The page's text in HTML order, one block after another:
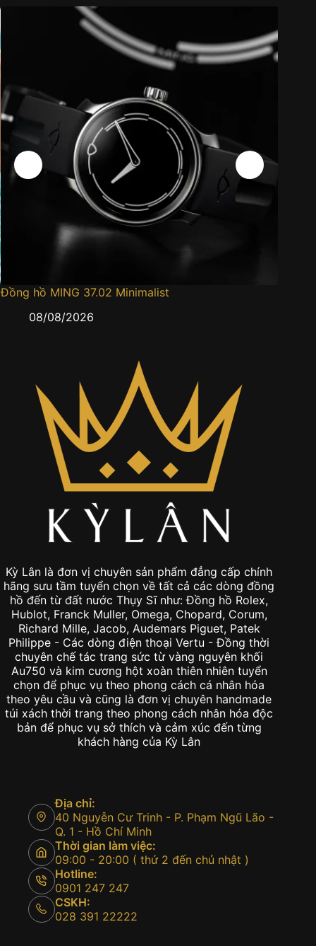
Đồng hồ MING 37.02 Minimalist
08/08/2026
Kỳ Lân là đơn vị chuyên sản phẩm đẳng cấp chính
hãng sưu tầm tuyển chọn về tất cả các dòng đồng
hồ đến từ đất nước Thụy Sĩ như: Đồng hồ Rolex,
Hublot, Franck Muller, Omega, Chopard, Corum,
Richard Mille, Jacob, Audemars Piguet, Patek
Philippe - Các dòng điện thoại Vertu - Đồng thời
chuyên chế tác trang sức từ vàng nguyên khối
Au750 và kim cương hột xoàn thiên nhiên tuyển
chọn để phục vụ theo phong cách cá nhân hóa
theo yêu cầu và cũng là đơn vị chuyên handmade
túi xách thời trang theo phong cách nhân hóa độc
bản để phục vụ sở thích và cảm xúc đến từng
khách hàng của Kỳ Lân
Địa chỉ:
40 Nguyễn Cư Trinh - P. Phạm Ngũ Lão -
Q. 1 - Hồ Chí Minh
Thời gian làm việc:
09:00 - 20:00 ( thứ 2 đến chủ nhật )
Hotline:
0901 247 247
CSKH:
028 391 22222